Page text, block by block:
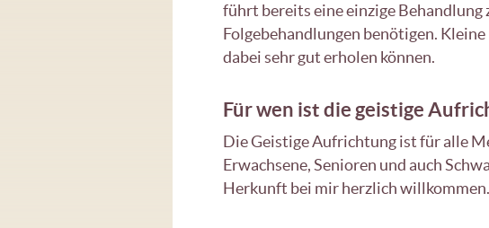
führt bereits eine einzige Behandlung
Folgebehandlungen benötigen.
dabei sehr gut erholen können.
Für wen ist die geistige
Die Geistige Aufrichtung ist für alle
Erwachsene, Senioren und auch
Herkunft bei mir herzlich willkommen.